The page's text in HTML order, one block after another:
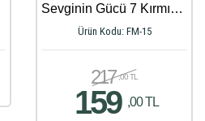
Sevginin Gücü 7 Kırmızı Güller
Ürün Kodu: FM-15
217 ,00 TL
159 ,00 TL